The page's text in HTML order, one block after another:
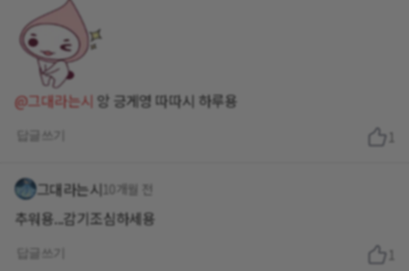
@그대라는시 앙 긍게영 따따시 하루용
1
그대라는시10개월 전
추워용...감기조심하세용
1